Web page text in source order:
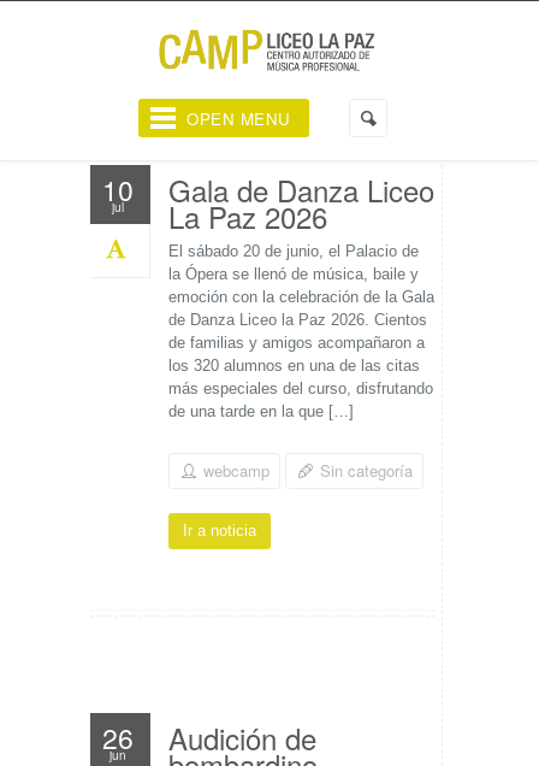
OPEN MENU
10
jul Gala de Danza Liceo
La Paz 2026
El sábado 20 de junio, el Palacio de
la Ópera se llenó de música, baile y
emoción con la celebración de la Gala
de Danza Liceo la Paz 2026. Cientos
de familias y amigos acompañaron a
los 320 alumnos en una de las citas
más especiales del curso, disfrutando
de una tarde en la que […]
webcamp Sin categoría
Ir a noticia
26
jun Audición de